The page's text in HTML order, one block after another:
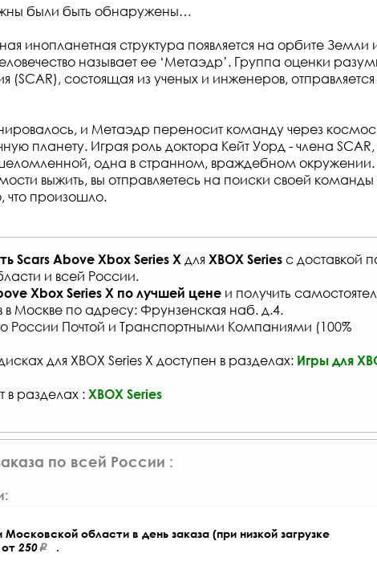
были быть обнаружены…
инопланетная структура появляется на орбите Земли
называет ее ‘Метаэдр’. Группа оценки
(SCAR), состоящая из ученых и инженеров,
и Метаэдр переносит команду через
планету. Играя роль доктора Кейт Уорд - члена SCAR,
одна в странном, враждебном окружении.
выжить, вы отправляетесь на поиски своей команды
что произошло.
Scars Above Xbox Series X для XBOX Series с доставкой
и всей России.
Xbox Series X по лучшей цене и получить
в Москве по адресу: Фрунзенская наб. д.4.
России Почтой и Транспортными Компаниями (100%
для XBOX Series X доступен в разделах: Игры для
в разделах : XBOX Series
по всей России :
области в день заказа (при низкой загрузке
250 .